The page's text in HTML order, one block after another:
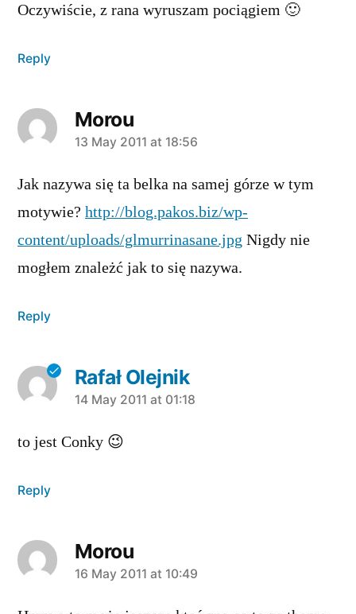
Oczywiście, z rana wyruszam pociągiem 🙂
Reply
Morou
says:
13 May 2011 at 18:56
Jak nazywa się ta belka na samej górze w tym
motywie? http://blog.pakos.biz/wp-
content/uploads/glmurrinasane.jpg Nigdy nie
mogłem znależć jak to się nazywa.
Reply
Rafał Olejnik
says:
14 May 2011 at 01:18
to jest Conky 😉
Reply
Morou
says:
16 May 2011 at 10:49